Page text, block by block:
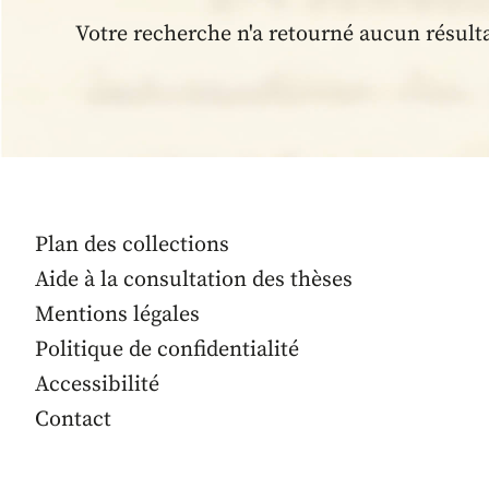
Votre recherche n'a retourné aucun
Plan des collections
Aide à la consultation des thèses
Mentions légales
Politique de confidentialité
Accessibilité
Contact